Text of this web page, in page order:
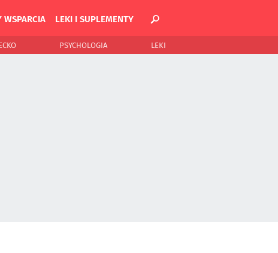
WSPARCIA LEKI I SUPLEMENTY
PSYCHOLOGIA LEKI